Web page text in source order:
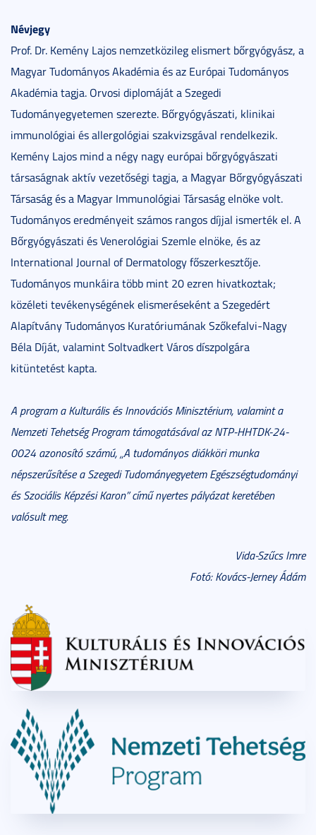
Névjegy
Prof. Dr. Kemény Lajos nemzetközileg elismert bőrgyógyász, a
Magyar Tudományos Akadémia és az Európai Tudományos
Akadémia tagja. Orvosi diplomáját a Szegedi
Tudományegyetemen szerezte. Bőrgyógyászati, klinikai
immunológiai és allergológiai szakvizsgával rendelkezik.
Kemény Lajos mind a négy nagy európai bőrgyógyászati
társaságnak aktív vezetőségi tagja, a Magyar Bőrgyógyászati
Társaság és a Magyar Immunológiai Társaság elnöke volt.
Tudományos eredményeit számos rangos díjjal ismerték el. A
Bőrgyógyászati és Venerológiai Szemle elnöke, és az
International Journal of Dermatology főszerkesztője.
Tudományos munkáira több mint 20 ezren hivatkoztak;
közéleti tevékenységének elismeréseként a Szegedért
Alapítvány Tudományos Kuratóriumának Szőkefalvi-Nagy
Béla Díját, valamint Soltvadkert Város díszpolgára
kitüntetést kapta.
A program a Kulturális és Innovációs Minisztérium, valamint a
Nemzeti Tehetség Program támogatásával az NTP-HHTDK-24-
0024 azonosító számú, „A tudományos diákköri munka
népszerűsítése a Szegedi Tudományegyetem Egészségtudományi
és Szociális Képzési Karon” című nyertes pályázat keretében
valósult meg.
Vida-Szűcs Imre
Fotó: Kovács-Jerney Ádám